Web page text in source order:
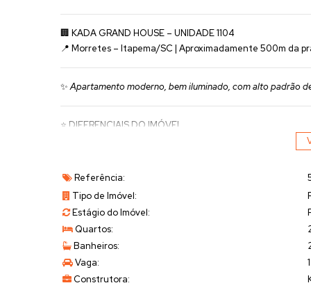
🏢 KADA GRAND HOUSE – UNIDADE 1104
📍 Morretes – Itapema/SC | Aproximadamente 500m da
✨Apartamento moderno, bem iluminado, com alto padrão
⭐ DIFERENCIAIS DO IMÓVEL
✔ Layout aberto e bem iluminado
✔ Teto rebaixado em gesso com
✔ Porcelanato marmorizado
✔ Cozinha planejada completa (marcenaria de alto
✔ Móveis planejados
✔ Condomínio:R$ 320,00
Referência:
Tipo de Imóvel:
Estágio do Imóvel:
Quartos:
Banheiros:
Vaga:
1
Construtora: